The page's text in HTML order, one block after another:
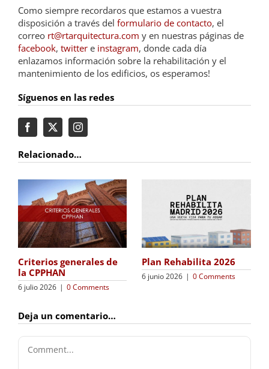
Como siempre recordaros que estamos a vuestra
disposición a través del formulario de contacto, el
correo rt@rtarquitectura.com y en nuestras páginas de
facebook, twittere instagram, donde cada día
enlazamos información sobre la rehabilitación y el
mantenimiento de los edificios, os esperamos!
Síguenos en las redes
Relacionado…
Criterios generales de
la CPPHAN
6 julio 2026 | 0 Comments
Plan Rehabilita 2026
6 junio 2026 | 0 Comments
Deja un comentario…
Comment